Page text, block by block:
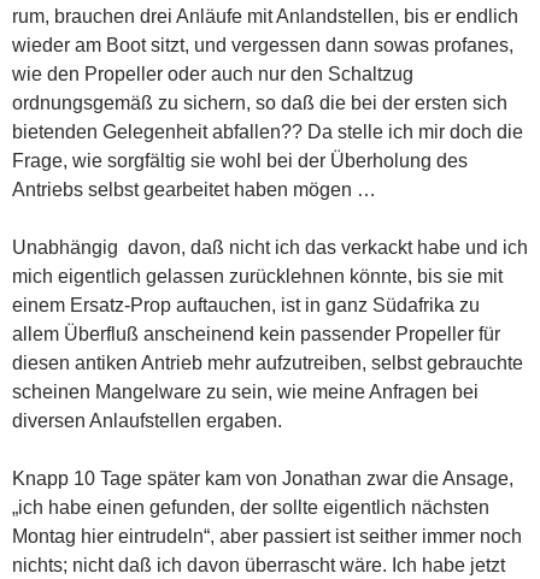
rum, brauchen drei Anläufe mit Anlandstellen, bis er endlich
wieder am Boot sitzt, und vergessen dann sowas profanes,
wie den Propeller oder auch nur den Schaltzug
ordnungsgemäß zu sichern, so daß die bei der ersten sich
bietenden Gelegenheit abfallen?? Da stelle ich mir doch die
Frage, wie sorgfältig sie wohl bei der Überholung des
Antriebs selbst gearbeitet haben mögen …
Unabhängig davon, daß nicht ich das verkackt habe und ich
mich eigentlich gelassen zurücklehnen könnte, bis sie mit
einem Ersatz-Prop auftauchen, ist in ganz Südafrika zu
allem Überfluß anscheinend kein passender Propeller für
diesen antiken Antrieb mehr aufzutreiben, selbst gebrauchte
scheinen Mangelware zu sein, wie meine Anfragen bei
diversen Anlaufstellen ergaben.
Knapp 10 Tage später kam von Jonathan zwar die Ansage,
„ich habe einen gefunden, der sollte eigentlich nächsten
Montag hier eintrudeln“, aber passiert ist seither immer noch
nichts; nicht daß ich davon überrascht wäre. Ich habe jetzt